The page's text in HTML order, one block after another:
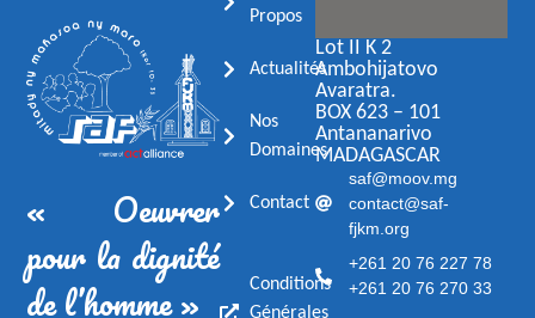
« Oeuvrer
pour la dignité
de l’homme »
Propos
Actualités
Nos
Domaines
Contact
Conditions
Générales
Lot II K 2
Ambohijatovo
Avaratra.
BOX 623 – 101
Antananarivo
MADAGASCAR
saf@moov.mg
contact@saf-
fjkm.org
+261 20 76 227 78
+261 20 76 270 33